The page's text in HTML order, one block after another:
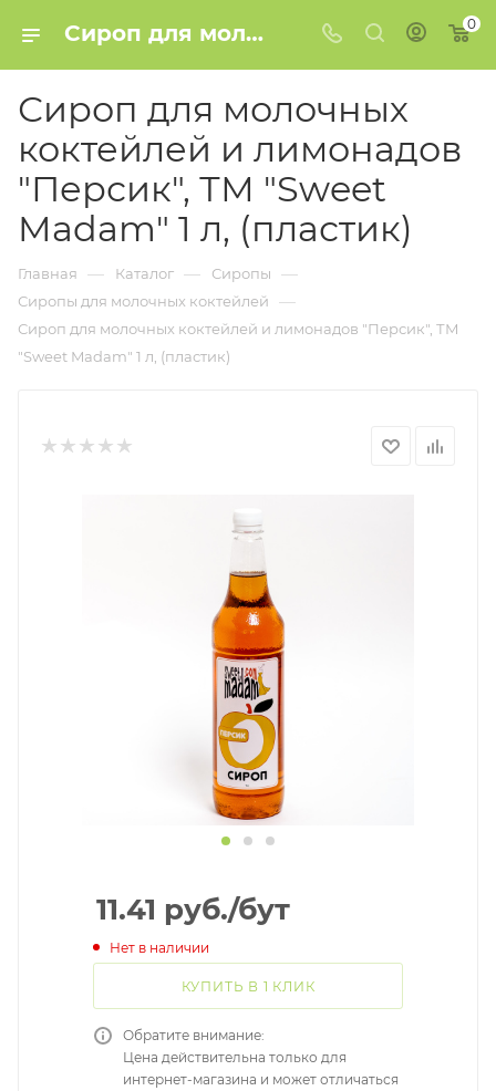
Сироп для молочных коктейлей и лимонадов "Персик", ТМ "Sweet Madam" 1 л, (пластик) купить в Минске 0
Сироп для молочных
коктейлей и лимонадов
"Персик", ТМ "Sweet
Madam" 1 л, (пластик)
Главная — Каталог — Сиропы —
Сиропы для молочных коктейлей —
Сироп для молочных коктейлей и лимонадов "Персик", ТМ
"Sweet Madam" 1 л, (пластик)
11.41 руб./бут
Нет в наличии
КУПИТЬ В 1 КЛИК
Обратите внимание:
Цена действительна только для
интернет-магазина и может отличаться